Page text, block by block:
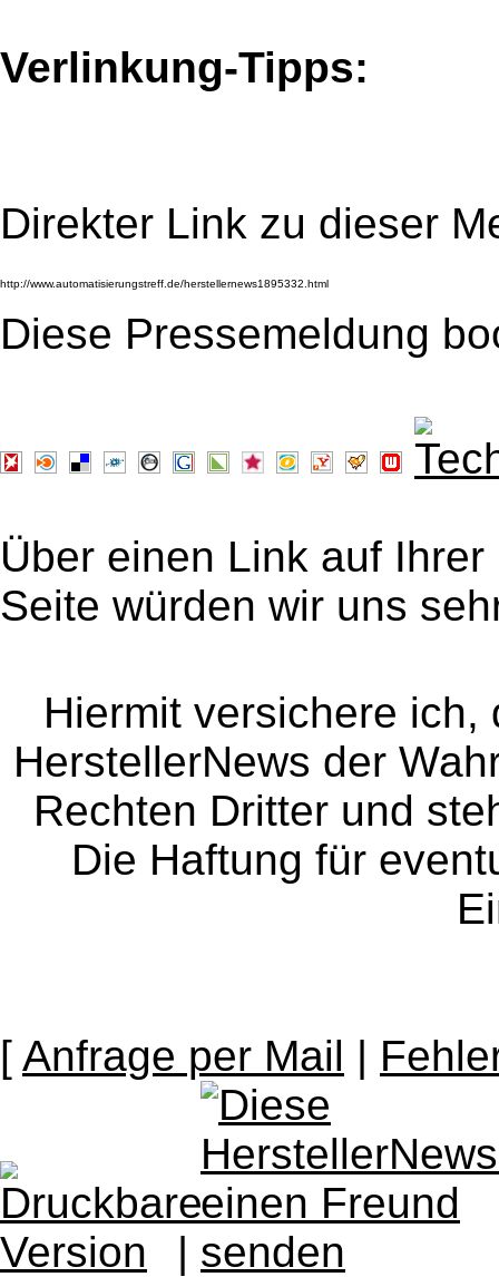
Verlinkung-Tipps:
Direkter Link zu dieser
Diese Pressemeldung
Über einen Link auf
Seite würden wir uns
Hiermit versichere
HerstellerNews der
Rechten Dritter und
Die Haftung für
[ Anfrage per Mail |
|